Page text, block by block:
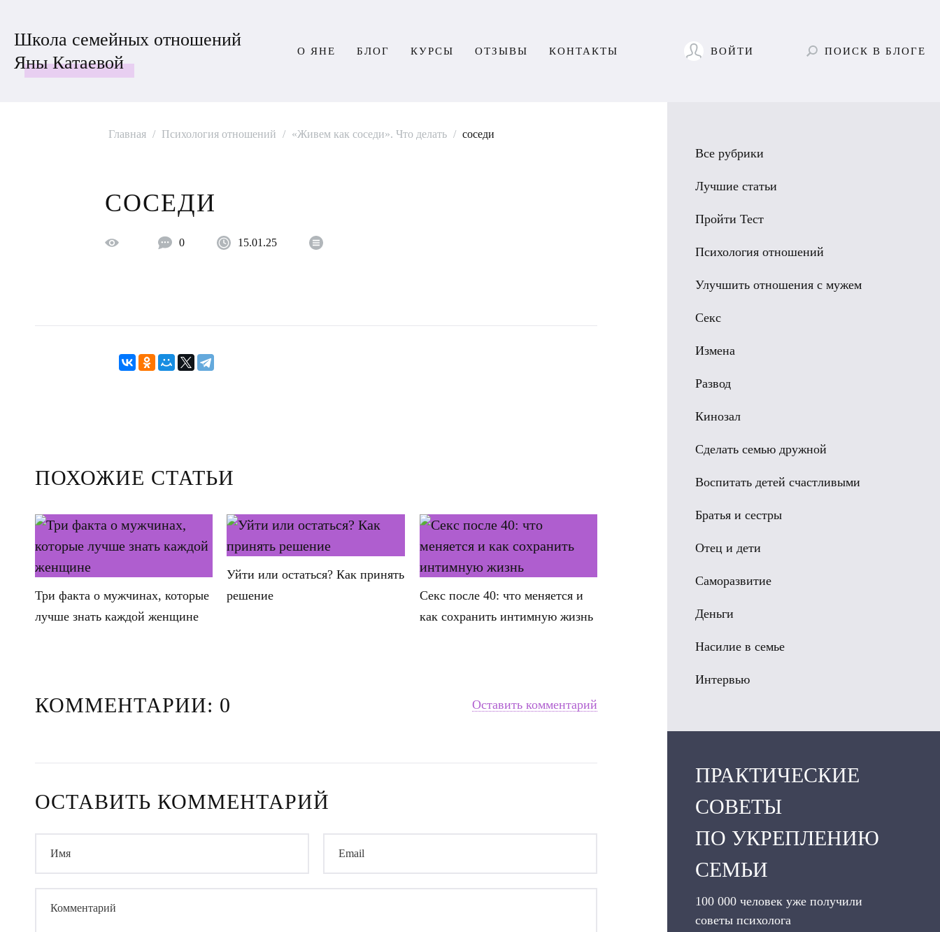
Школа семейных отношений
Яны Катаевой
О ЯНЕ БЛОГ КУРСЫ ОТЗЫВЫ КОНТАКТЫ ВОЙТИ ПОИСК В БЛОГЕ
Главная / Психология отношений / «Живем как соседи». Что делать / соседи
СОСЕДИ
0 15.01.25
ПОХОЖИЕ СТАТЬИ
Три факта о мужчинах, которые
лучше знать каждой женщине
Уйти или остаться? Как принять
решение
Секс после 40: что меняется и
как сохранить интимную жизнь
КОММЕНТАРИИ: 0 Оставить комментарий
ОСТАВИТЬ КОММЕНТАРИЙ
Имя Email
Комментарий
Все рубрики
Лучшие статьи
Пройти Тест
Психология отношений
Улучшить отношения с мужем
Секс
Измена
Развод
Кинозал
Сделать семью дружной
Воспитать детей счастливыми
Братья и сестры
Отец и дети
Саморазвитие
Деньги
Насилие в семье
Интервью
ПРАКТИЧЕСКИЕ
СОВЕТЫ
ПО УКРЕПЛЕНИЮ
СЕМЬИ
100 000 человек уже получили
советы психолога